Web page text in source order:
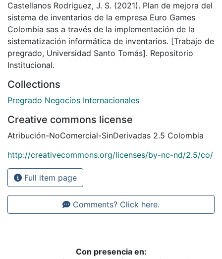
Castellanos Rodriguez, J. S. (2021). Plan de mejora del
sistema de inventarios de la empresa Euro Games
Colombia sas a través de la implementación de la
sistematización informática de inventarios. [Trabajo de
pregrado, Universidad Santo Tomás]. Repositorio
Institucional.
Collections
Pregrado Negocios Internacionales
Creative commons license
Atribución-NoComercial-SinDerivadas 2.5 Colombia
http://creativecommons.org/licenses/by-nc-nd/2.5/co/
Full item page
Comments? Click here.
Con presencia en: